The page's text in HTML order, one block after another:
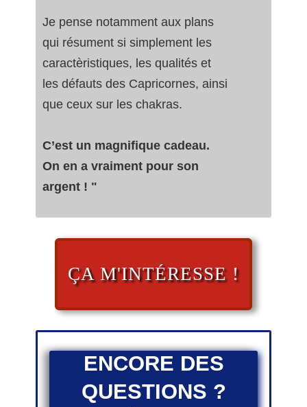
Je pense notamment aux plans
qui résument si simplement les
caractèristiques, les qualités et
les défauts des Capricornes, ainsi
que ceux sur les chakras.
C’est un magnifique cadeau.
On en a vraiment pour son
argent ! "
ÇA M'INTÉRESSE !
ENCORE DES
QUESTIONS ?